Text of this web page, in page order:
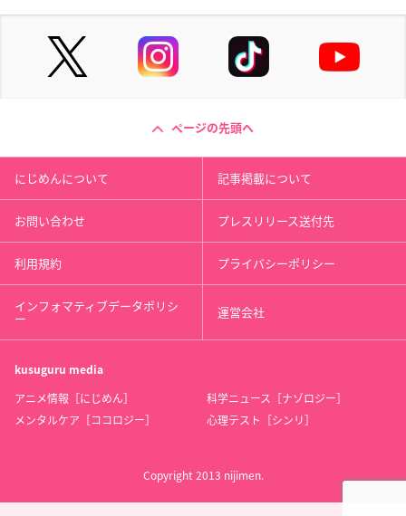
ページの先頭へ
にじめんについて 記事掲載について
お問い合わせ プレスリリース送付先
利用規約 プライバシーポリシー
インフォマティブデータポリシ
ー 運営会社
kusuguru media
アニメ情報［にじめん］
科学ニュース［ナゾロジー］
メンタルケア［ココロジー］
心理テスト［シンリ］
Copyright 2013 nijimen.